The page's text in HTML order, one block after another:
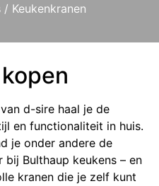
/ Keukenkranen
d-sire haal je de
en functionaliteit in huis.
je onder andere de
bij Bulthaup keukens – en
kranen die je zelf kunt